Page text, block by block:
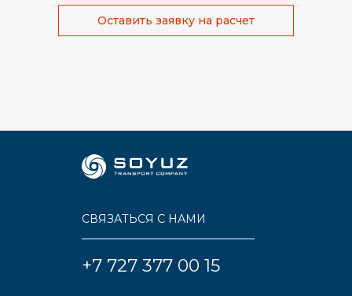
Оставить заявку на расчет
СВЯЗАТЬСЯ С НАМИ
+7 727 377 00 15